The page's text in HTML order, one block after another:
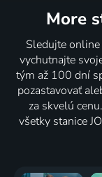
More
Sledujte
vychutnajte
tým až 100 dní
pozastavovať
za skvelú
všetky stanice